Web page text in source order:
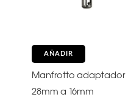
AÑADIR
Manfrotto adaptador
28mm a 16mm